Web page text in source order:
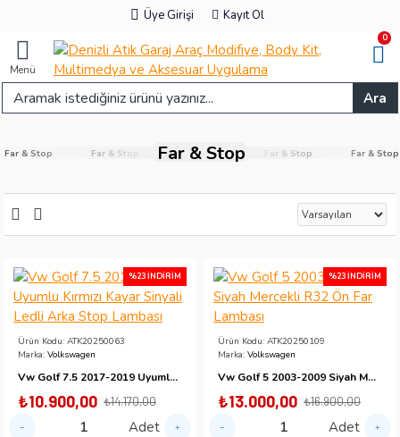
Üye Girişi Kayıt Ol
Menü
0
Ara
Far & Stop Far & Stop Far & Stop Far & Stop
Far & Stop
%23 İNDIRIM
Ürün Kodu: ATK20250063
Marka: Volkswagen
Vw Golf 7.5 2017-2019 Uyumlu Kırmızı Kayar Sinyali Ledli Arka Stop Lambası
₺10.900,00 ₺14.170,00
Adet
%23 İNDIRIM
Ürün Kodu: ATK20250109
Marka: Volkswagen
Vw Golf 5 2003-2009 Siyah Mercekli R32 Ön Far Lambası
₺13.000,00 ₺16.900,00
Adet